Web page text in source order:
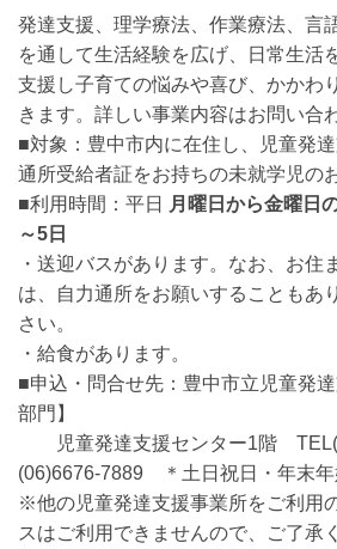
発達支援、理学療法、作業療法、言
を通して生活経験を広げ、日常生活
支援し子育ての悩みや喜び、かかわ
きます。詳しい事業内容はお問い合
■対象：豊中市内に在住し、児童発
通所受給者証をお持ちの未就学児の
■利用時間：平日
月曜日から金曜
～5日
・送迎バスがあります。なお、お住
は、自力通所をお願いすることもあ
さい。
・給食があります。
■申込・問合せ先：豊中市立児童発
部門】
児童発達支援センター1階
(06)6676-7889 ＊土日祝日・年末
※他の児童発達支援事業所をご利用
スはご利用できませんので、ご了承